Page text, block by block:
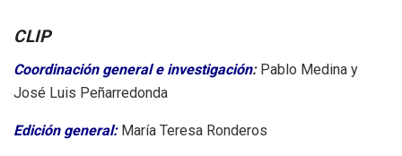
CLIP
Coordinación general e investigación: Pablo Medina y
José Luis Peñarredonda
Edición general:María Teresa Ronderos